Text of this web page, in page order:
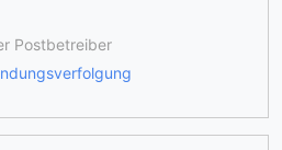
Postbetreiber